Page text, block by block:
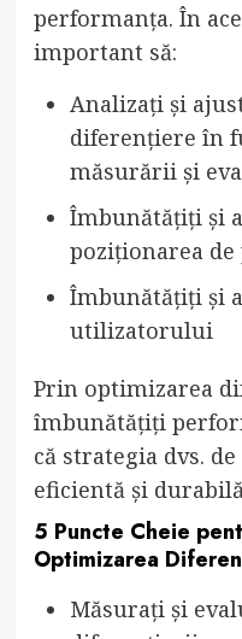
performanța. În
important să:
Analizați și
diferențiere în
măsurării și
Îmbunătățiți și
poziționarea de
Îmbunătățiți și
utilizatorului
Prin optimizarea
îmbunătățiți
că strategia dvs.
eficientă și
5 Puncte Cheie
Optimizarea
Măsurați și